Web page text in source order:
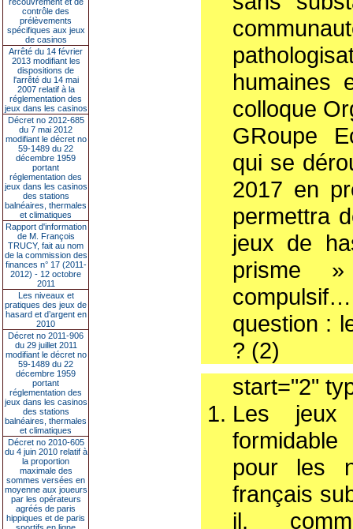
contrôle des
prélèvements
spécifiques aux jeux
de casinos
Arrêté du 14 février
2013 modifiant les
dispositions de
l'arrêté du 14 mai
2007 relatif à la
réglementation des
jeux dans les casinos
Décret no 2012-685
du 7 mai 2012
modifiant le décret no
59-1489 du 22
décembre 1959
portant
réglementation des
jeux dans les casinos
des stations
balnéaires, thermales
et climatiques
Rapport d'information
de M. François
TRUCY, fait au nom
de la commission des
finances n° 17 (2011-
2012) - 12 octobre
2011
Les niveaux et
pratiques des jeux de
hasard et d’argent en
2010
Décret no 2011-906
du 29 juillet 2011
modifiant le décret no
59-1489 du 22
décembre 1959
portant
réglementation des
jeux dans les casinos
des stations
balnéaires, thermales
et climatiques
Décret no 2010-605
du 4 juin 2010 relatif à
la proportion
maximale des
sommes versées en
moyenne aux joueurs
par les opérateurs
agréés de paris
hippiques et de paris
humaines
colloque
GRoupe
qui se
2017 en
permettra
jeux de
prisme
question :
? (2)
start="2"
Les jeux
pour les
français
il,